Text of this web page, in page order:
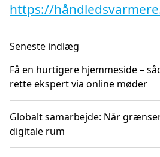
https://
Seneste indlæg
Få en hurtigere hjemmeside –
rette ekspert via online møder
Globalt samarbejde: Når
digitale rum